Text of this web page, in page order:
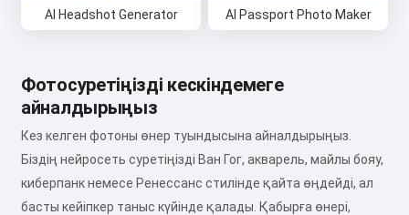
AI Headshot Generator AI Passport Photo Maker
Фотосуретіңізді кескіндемеге
айналдырыңыз
Кез келген фотоны өнер туындысына айналдырыңыз.
Біздің нейросеть суретіңізді Ван Гог, акварель, майлы бояу,
киберпанк немесе Ренессанс стилінде қайта өңдейді, ал
басты кейіпкер таныс күйінде қалады. Қабырға өнері,